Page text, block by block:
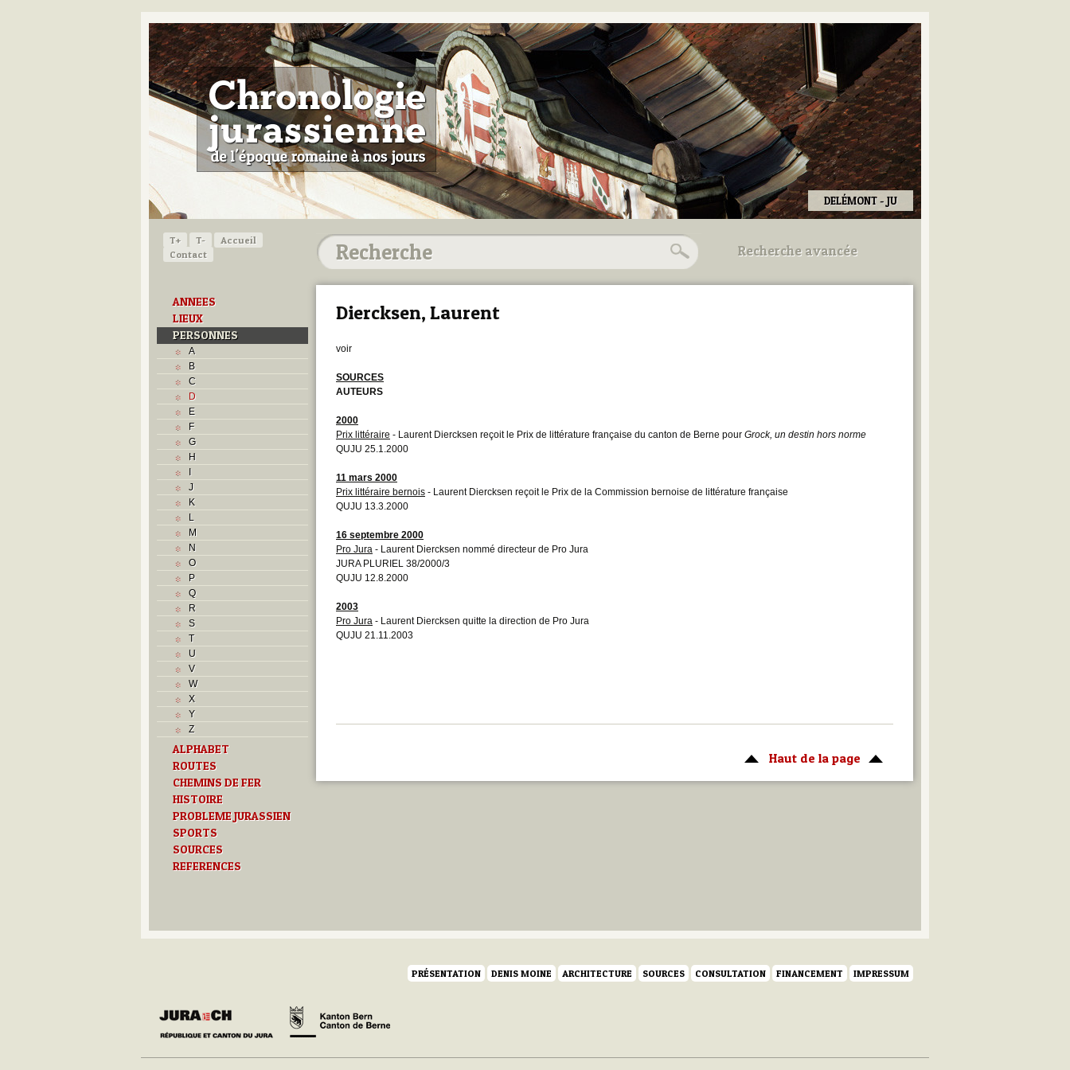
DELÉMONT - JU
T+ T-
Accueil
Contact
ANNEES
LIEUX
PERSONNES
A
B
C
D
E
F
G
H
I
J
K
L
M
N
O
P
Q
R
S
T
U
V
W
X
Y
Z
ALPHABET
ROUTES
CHEMINS DE FER
HISTOIRE
PROBLEME JURASSIEN
SPORTS
SOURCES
REFERENCES
Recherche avancée
Utilisez les champs ci-dessous
Diercksen, Laurent
voir
SOURCES
AUTEURS
2000
Prix littéraire - Laurent Diercksen reçoit le Prix de littérature française du canton de Berne pour Grock, un destin hors norme
QUJU 25.1.2000
11 mars 2000
Prix littéraire bernois - Laurent Diercksen reçoit le Prix de la Commission bernoise de littérature française
QUJU 13.3.2000
16 septembre 2000
Pro Jura - Laurent Diercksen nommé directeur de Pro Jura
JURA PLURIEL 38/2000/3
QUJU 12.8.2000
2003
Pro Jura - Laurent Diercksen quitte la direction de Pro Jura
QUJU 21.11.2003
Haut de la page
PRÉSENTATION DENIS MOINE ARCHITECTURE SOURCES CONSULTATION FINANCEMENT IMPRESSUM